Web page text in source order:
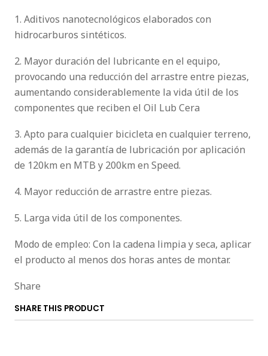
1. Aditivos nanotecnológicos elaborados con
hidrocarburos sintéticos.
2. Mayor duración del lubricante en el equipo,
provocando una reducción del arrastre entre piezas,
aumentando considerablemente la vida útil de los
componentes que reciben el Oil Lub Cera
3. Apto para cualquier bicicleta en cualquier terreno,
además de la garantía de lubricación por aplicación
de 120km en MTB y 200km en Speed.
4. Mayor reducción de arrastre entre piezas.
5. Larga vida útil de los componentes.
Modo de empleo: Con la cadena limpia y seca, aplicar
el producto al menos dos horas antes de montar.
Share
SHARE THIS PRODUCT